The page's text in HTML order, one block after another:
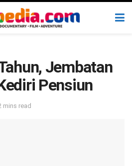
Jembatan
Pensiun
mins read